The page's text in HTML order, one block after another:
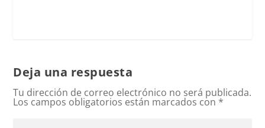
Deja una respuesta
Tu dirección de correo electrónico no será publicada.
Los campos obligatorios están marcados con *